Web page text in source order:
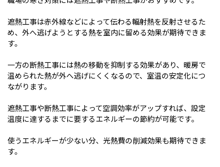
遮熱工事は赤外線などによって伝わる輻射熱を反射させるた
め、外へ逃げようとする熱を室内に留める効果が期待できま
す。
一方の断熱工事には熱の移動を抑制する効果があり、暖房で
温められた熱が外へ逃げにくくなるので、室温の安定化につ
ながります。
遮熱工事や断熱工事によって空調効率がアップすれば、設定
温度に達するまでに要するエネルギーの節約が可能です。
使うエネルギーが少ない分、光熱費の削減効果も期待できま
す。